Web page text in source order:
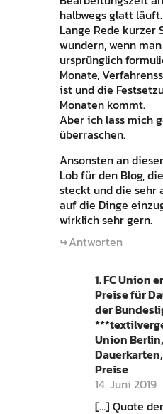
halbwegs glatt läuft.
Lange Rede kurzer
wundern, wenn
ursprünglich
Monate,
ist und die
Monaten kommt.
Aber ich lass mich
überraschen.
Ansonsten an
Lob für den Blog,
steckt und die sehr
auf die Dinge
wirklich sehr gern.
Antworten
1. FC Union
Preise für
der
Union
Preise
14. Juni 2019
[…] Quote